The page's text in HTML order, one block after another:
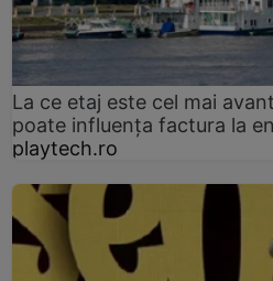
La ce etaj este cel mai
poate influența factura la
playtech.ro